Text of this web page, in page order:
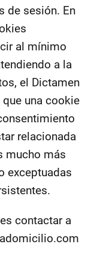
de sesión. En
al mínimo
a la
el Dictamen
una cookie
relacionada
mucho más
exceptuadas
contactar a